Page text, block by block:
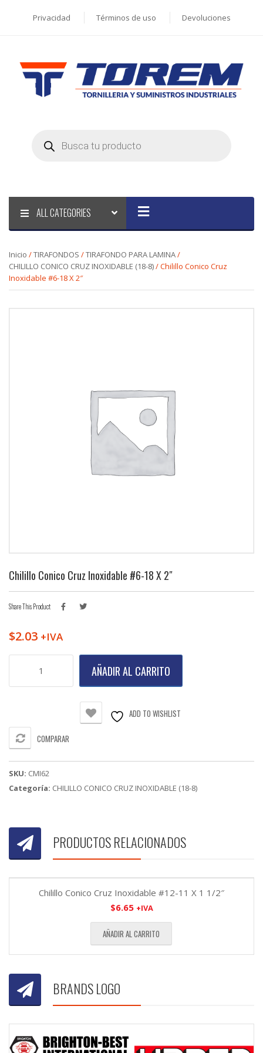
Privacidad Términos de uso Devoluciones
search
ALL CATEGORIES
Inicio /TIRAFONDOS /TIRAFONDO PARA LAMINA/
CHILILLO CONICO CRUZ INOXIDABLE (18-8)/ Chilillo Conico Cruz
Inoxidable #6-18 X 2″
Chilillo Conico Cruz Inoxidable #6-18 X 2″
Share This Product
$2.03 +IVA
X
AÑADIR AL CARRITO
ADD TO WISHLIST
COMPARAR
SKU: CMI62
Categoría: CHILILLO CONICO CRUZ INOXIDABLE (18-8)
PRODUCTOS RELACIONADOS
Chilillo Conico Cruz Inoxidable #12-11 X 1 1/2″
$6.65 +IVA
AÑADIR AL CARRITO
BRANDS LOGO